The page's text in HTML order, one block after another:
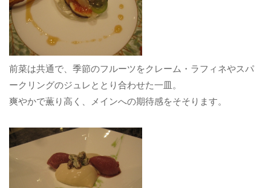
前菜は共通で、季節のフルーツをクレーム・ラフィネやスパ
ークリングのジュレととり合わせた一皿。
爽やかで薫り高く、メインへの期待感をそそります。